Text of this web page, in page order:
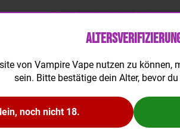
100 TREUEPUNKTE BEI
NEUHEITEN E-LIQUID
von Vampire Vape nutzen zu
sein. Bitte bestätige dein Alter, bevor
noch nicht 18.